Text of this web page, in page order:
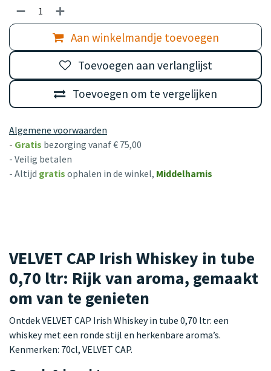
Aan winkelmandje toevoegen
Toevoegen om te vergelijken
Toevoegen aan verlanglijst
Algemene voorwaarden
- Gratis bezorging vanaf € 75,00
- Veilig betalen
- Altijd gratis ophalen in de winkel, Middelharnis
VELVET CAP Irish Whiskey in tube
0,70 ltr: Rijk van aroma, gemaakt
om van te genieten
Ontdek VELVET CAP Irish Whiskey in tube 0,70 ltr: een
whiskey met een ronde stijl en herkenbare aroma’s.
Kenmerken: 70cl, VELVET CAP.